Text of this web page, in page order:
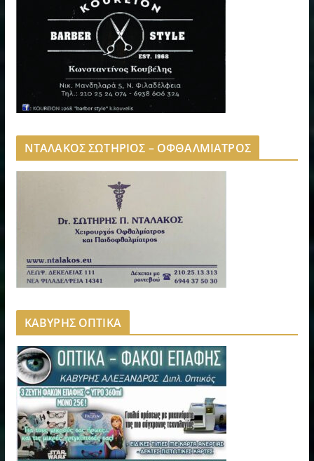
ΝΤΑΛΑΚΟΣ ΣΩΤΗΡΙΟΣ – ΟΦΘΑΛΜΙΑΤΡΟΣ
ΚΑΒΥΡΗΣ ΟΠΤΙΚΑ